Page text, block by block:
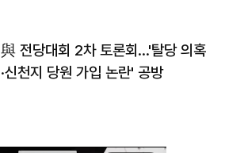
與 전당대회 2차 토론회…'탈당 의혹
·신천지 당원 가입 논란' 공방